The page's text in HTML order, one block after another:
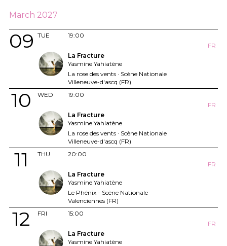
March 2027
TUE
09
19:00
FR
La Fracture
Yasmine Yahiatène
La rose des vents · Scène Nationale
Villeneuve-d'ascq (FR)
WED
10
19:00
FR
La Fracture
Yasmine Yahiatène
La rose des vents · Scène Nationale
Villeneuve-d'ascq (FR)
THU
11
20:00
FR
La Fracture
Yasmine Yahiatène
Le Phénix - Scène Nationale
Valenciennes (FR)
FRI
12
15:00
FR
La Fracture
Yasmine Yahiatène